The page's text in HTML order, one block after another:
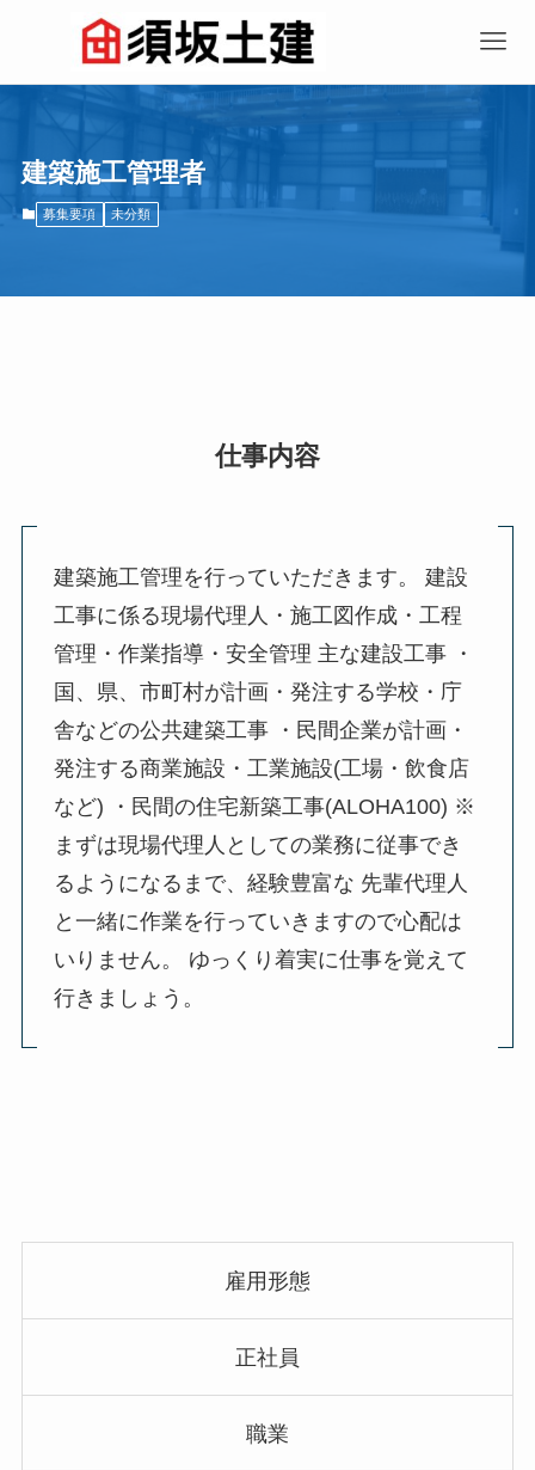
建築施工管理者
募集要項 未分類
仕事内容
建築施工管理を行っていただきます。 建設
工事に係る現場代理人・施工図作成・工程
管理・作業指導・安全管理 主な建設工事 ・
国、県、市町村が計画・発注する学校・庁
舎などの公共建築工事 ・民間企業が計画・
発注する商業施設・工業施設(工場・飲食店
など) ・民間の住宅新築工事(ALOHA100) ※
まずは現場代理人としての業務に従事でき
るようになるまで、経験豊富な 先輩代理人
と一緒に作業を行っていきますので心配は
いりません。 ゆっくり着実に仕事を覚えて
行きましょう。
雇用形態
正社員
職業